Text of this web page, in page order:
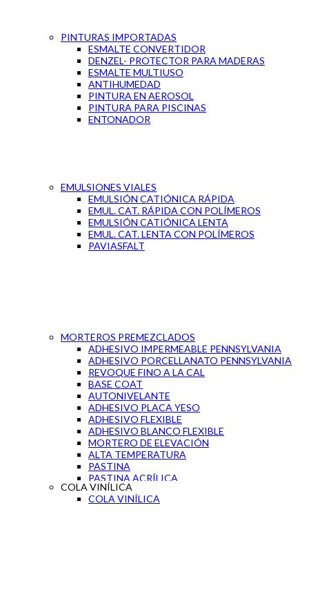
PINTURAS IMPORTADAS
ESMALTE CONVERTIDOR
DENZEL- PROTECTOR PARA MADERAS
ESMALTE MULTIUSO
ANTIHUMEDAD
PINTURA EN AEROSOL
PINTURA PARA PISCINAS
ENTONADOR
EMULSIONES VIALES
EMULSIÓN CATIÓNICA RÁPIDA
EMUL. CAT. RÁPIDA CON POLÍMEROS
EMULSIÓN CATIÓNICA LENTA
EMUL. CAT. LENTA CON POLÍMEROS
PAVIASFALT
MORTEROS PREMEZCLADOS
ADHESIVO IMPERMEABLE PENNSYLVANIA
ADHESIVO PORCELLANATO PENNSYLVANIA
REVOQUE FINO A LA CAL
BASE COAT
AUTONIVELANTE
ADHESIVO PLACA YESO
ADHESIVO FLEXIBLE
ADHESIVO BLANCO FLEXIBLE
MORTERO DE ELEVACIÓN
ALTA TEMPERATURA
PASTINA
PASTINA ACRÍLICA
SEPARADOR DE CERAMICA
CAL PARA PINTAR
COLA VINÍLICA
COLA VINÍLICA